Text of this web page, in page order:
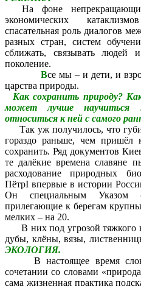
На фоне
экономических
спасательная роль диалогов
разных стран, систем
сближать, связывать людей
поколение.
Все мы – и дети, и
царства природы.
Как сохранить природу?
может лучше научиться
относиться к ней с самого
Так уж получилось, что
гораздо раньше, чем
сохранить. Ряд документов
те далёкие времена славяне
расходование природных
ПётрI впервые в истории
Он специальным Указом
прилегающие к берегам
мелких – на 20.
В них под угрозой тяжкого
дубы, клёны, вязы,
ЭКОЛОГИЯ.
В настоящее время
сочетании со словами
сама жизненная практика